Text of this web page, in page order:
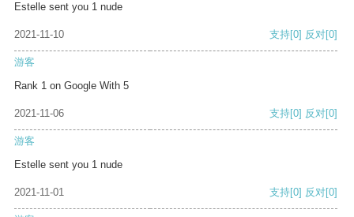
Estelle sent you 1 nude
2021-11-10 支持[0] 反对[0]
游客
Rank 1 on Google With 5
2021-11-06 支持[0] 反对[0]
游客
Estelle sent you 1 nude
2021-11-01 支持[0] 反对[0]